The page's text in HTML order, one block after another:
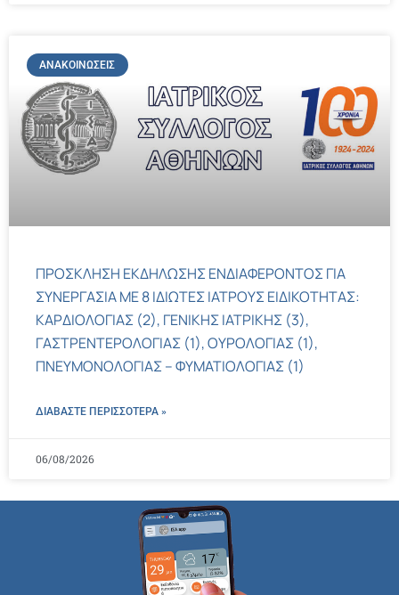
ΑΝΑΚΟΙΝΏΣΕΙΣ
ΠΡΟΣΚΛΗΣΗ ΕΚΔΗΛΩΣΗΣ ΕΝΔΙΑΦΕΡΟΝΤΟΣ ΓΙΑ
ΣΥΝΕΡΓΑΣΙΑ ΜΕ 8 ΙΔΙΩΤΕΣ ΙΑΤΡΟΥΣ ΕΙΔΙΚΟΤΗΤΑΣ:
ΚΑΡΔΙΟΛΟΓΙΑΣ (2), ΓΕΝΙΚΗΣ ΙΑΤΡΙΚΗΣ (3),
ΓΑΣΤΡΕΝΤΕΡΟΛΟΓΙΑΣ (1), ΟΥΡΟΛΟΓΙΑΣ (1),
ΠΝΕΥΜΟΝΟΛΟΓΙΑΣ – ΦΥΜΑΤΙΟΛΟΓΙΑΣ (1)
ΔΙΑΒΑΣΤΕ ΠΕΡΙΣΣΌΤΕΡΑ »
06/08/2026